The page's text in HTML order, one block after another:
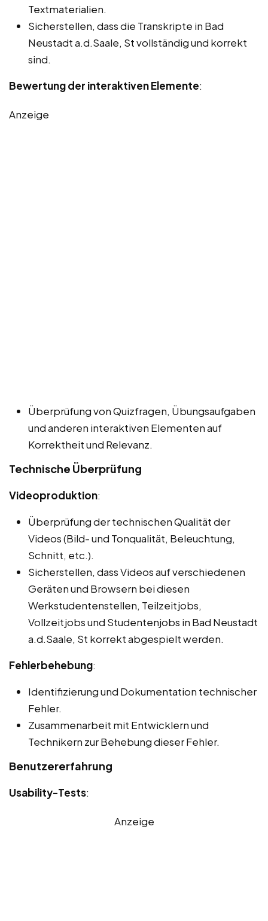
Textmaterialien.
Sicherstellen, dass die Transkripte in Bad
Neustadt a.d.Saale, St vollständig und korrekt
sind.
Bewertung der interaktiven Elemente:
Anzeige
Überprüfung von Quizfragen, Übungsaufgaben
und anderen interaktiven Elementen auf
Korrektheit und Relevanz.
Technische Überprüfung
Videoproduktion:
Überprüfung der technischen Qualität der
Videos (Bild- und Tonqualität, Beleuchtung,
Schnitt, etc.).
Sicherstellen, dass Videos auf verschiedenen
Geräten und Browsern bei diesen
Werkstudentenstellen, Teilzeitjobs,
Vollzeitjobs und Studentenjobs in Bad Neustadt
a.d.Saale, St korrekt abgespielt werden.
Fehlerbehebung:
Identifizierung und Dokumentation technischer
Fehler.
Zusammenarbeit mit Entwicklern und
Technikern zur Behebung dieser Fehler.
Benutzererfahrung
Usability-Tests:
Anzeige